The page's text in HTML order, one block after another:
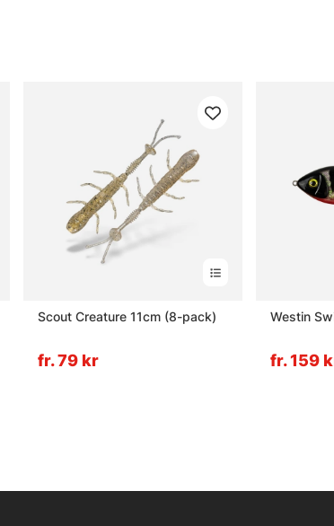
Scout Creature 11cm (8-pack)
fr. 79 kr
Westin
fr. 159